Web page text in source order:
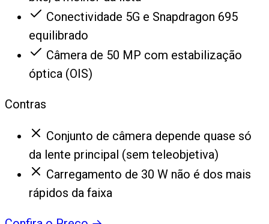
Conectividade 5G e Snapdragon 695
equilibrado
Câmera de 50 MP com estabilização
óptica (OIS)
Contras
Conjunto de câmera depende quase só
da lente principal (sem teleobjetiva)
Carregamento de 30 W não é dos mais
rápidos da faixa